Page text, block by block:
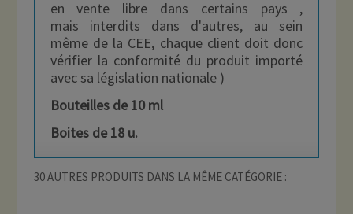
en vente libre dans certains pays ,
mais interdits dans d'autres, au sein
même de la CEE, chaque client doit donc
vérifier la conformité du produit importé
avec sa législation nationale )
Bouteilles de 10 ml
Boites de 18 u.
30 AUTRES PRODUITS DANS LA MÊME CATÉGORIE :